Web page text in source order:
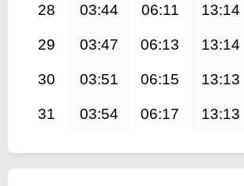
28 03:44 06:11 13:14
29 03:47 06:13 13:14
30 03:51 06:15 13:13
31 03:54 06:17 13:13